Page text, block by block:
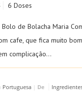
6 Doses
de Bolacha Maria
cafe, que fica muito
complicação...
Portuguesa| De